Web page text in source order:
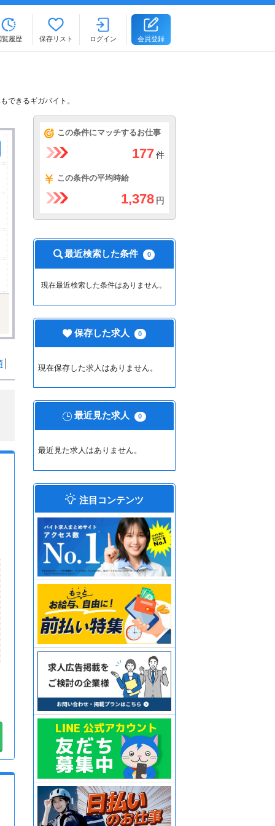
覧履歴 保存リスト ログイン 会員登録
できるギガバイト。
この条件にマッチするお仕事
177 件
この条件の平均時給
1,378 円
最近検索した条件 0
現在最近検索した条件はありません。
保存した求人 0
現在保存した求人はありません。
最近見た求人 0
最近見た求人はありません。
注目コンテンツ